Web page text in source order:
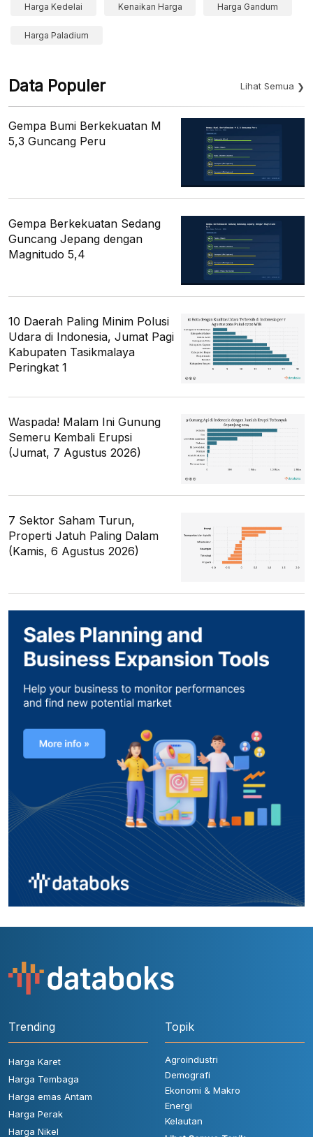
Harga Kedelai Kenaikan Harga Harga Gandum
Harga Paladium
Data Populer Lihat Semua
Gempa Bumi Berkekuatan M
5,3 Guncang Peru
Gempa Berkekuatan Sedang
Guncang Jepang dengan
Magnitudo 5,4
10 Daerah Paling Minim Polusi
Udara di Indonesia, Jumat Pagi
Kabupaten Tasikmalaya
Peringkat 1
Waspada! Malam Ini Gunung
Semeru Kembali Erupsi
(Jumat, 7 Agustus 2026)
7 Sektor Saham Turun,
Properti Jatuh Paling Dalam
(Kamis, 6 Agustus 2026)
Trending
Harga Karet
Harga Tembaga
Harga emas Antam
Harga Perak
Harga Nikel
Topik
Agroindustri
Demografi
Ekonomi & Makro
Energi
Kelautan